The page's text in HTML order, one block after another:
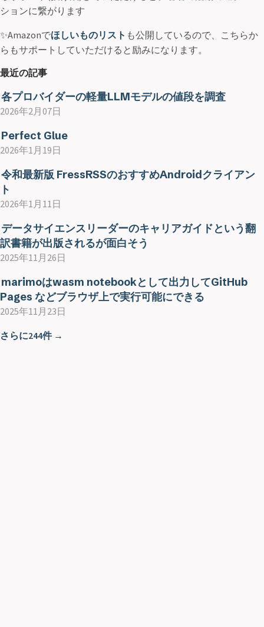
ションに繋がります
✨Amazonでほしいものリスト も公開しているので、こちらか
らもサポートしていただけると励みになります。
最近の記事
各プロバイダーの軽量LLMモデルの値段を調査
2026年2月07日
Perfect Glue
2026年1月19日
令和最新版 FressRSSのおすすめAndroidクライアン
ト
2026年1月11日
データサイエンスリーダーのキャリアガイドという翻
訳書籍が出版されるが面白そう
2025年11月26日
marimoはwasm notebookとして出力してGitHub
Pages などブラウザ上で実行可能にできる
2025年11月23日
さらに244件 →